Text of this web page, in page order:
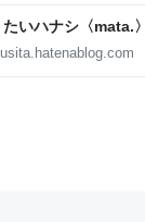
いハナシ〈mata.